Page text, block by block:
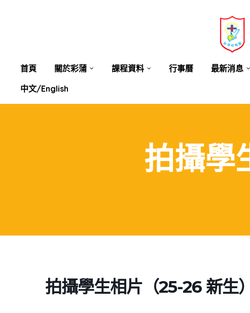
首頁 關於彩蒲 課程資料 行事曆 最新消息
中文/English
拍攝學
拍攝學生相片（25-26 新生）